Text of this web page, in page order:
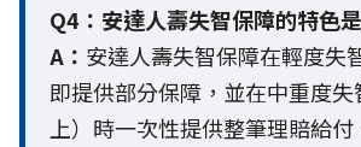
Q4： 安達人壽失智保障的特色
A： 安達人壽失智保障在輕度失
即提供部分保障，並在中重度失
上）時一次性提供整筆理賠給